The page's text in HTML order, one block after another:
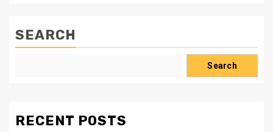
SEARCH
Search
RECENT POSTS